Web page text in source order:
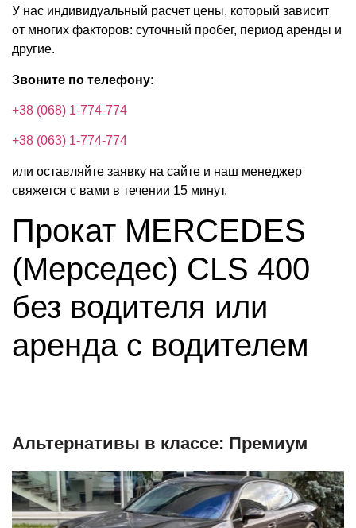
У нас индивидуальный расчет цены, который зависит
от многих факторов: суточный пробег, период аренды и
другие.
Звоните по телефону:
+38 (068) 1-774-774
+38 (063) 1-774-774
или оставляйте заявку на сайте и наш менеджер
свяжется с вами в течении 15 минут.
Прокат MERCEDES
(Мерседес) CLS 400
без водителя или
аренда с водителем
Альтернативы в классе: Премиум